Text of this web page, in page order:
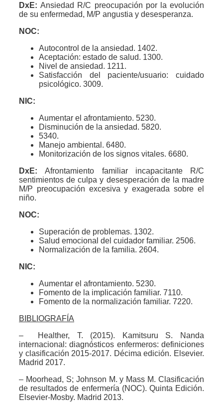
DxE:Ansiedad R/C preocupación por la evolución
de su enfermedad, M/P angustia y desesperanza.
NOC:
Autocontrol de la ansiedad. 1402.
Aceptación: estado de salud. 1300.
Nivel de ansiedad. 1211.
Satisfacción del paciente/usuario: cuidado
psicológico. 3009.
NIC:
Aumentar el afrontamiento. 5230.
Disminución de la ansiedad. 5820.
5340.
Manejo ambiental. 6480.
Monitorización de los signos vitales. 6680.
DxE:Afrontamiento familiar incapacitante R/C
sentimientos de culpa y desesperación de la madre
M/P preocupación excesiva y exagerada sobre el
niño.
NOC:
Superación de problemas. 1302.
Salud emocional del cuidador familiar. 2506.
Normalización de la familia. 2604.
NIC:
Aumentar el afrontamiento. 5230.
Fomento de la implicación familiar. 7110.
Fomento de la normalización familiar. 7220.
BIBLIOGRAFÍA
– Healther, T. (2015). Kamitsuru S. Nanda
internacional: diagnósticos enfermeros: definiciones
y clasificación 2015-2017. Décima edición. Elsevier.
Madrid 2017.
– Moorhead, S; Johnson M. y Mass M. Clasificación
de resultados de enfermería (NOC). Quinta Edición.
Elsevier-Mosby. Madrid 2013.